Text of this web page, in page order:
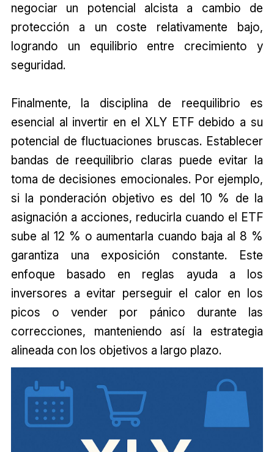
negociar un potencial alcista a cambio de
protección a un coste relativamente bajo,
logrando un equilibrio entre crecimiento y
seguridad.
Finalmente, la disciplina de reequilibrio es
esencial al invertir en el XLY ETF debido a su
potencial de fluctuaciones bruscas. Establecer
bandas de reequilibrio claras puede evitar la
toma de decisiones emocionales. Por ejemplo,
si la ponderación objetivo es del 10 % de la
asignación a acciones, reducirla cuando el ETF
sube al 12 % o aumentarla cuando baja al 8 %
garantiza una exposición constante. Este
enfoque basado en reglas ayuda a los
inversores a evitar perseguir el calor en los
picos o vender por pánico durante las
correcciones, manteniendo así la estrategia
alineada con los objetivos a largo plazo.